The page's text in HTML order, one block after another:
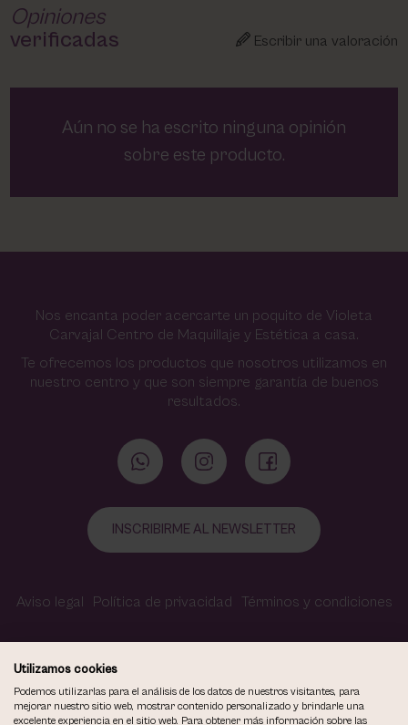
Opiniones
verificadas
Escribir una valoración
Aún no se ha escrito ninguna opinión
sobre este producto.
Nos encanta poder acercarte un poquito de Violeta
Carvajal Centro de Maquillaje y Estética a casa.
Te ofrecemos los productos que nosotros utilizamos en
nuestro centro y que son siempre garantía de buenos
resultados.
INSCRIBIRME AL NEWSLETTER
Aviso legal Política de privacidad Términos y condiciones
Política de cookies Contacto Accesibilidad
Utilizamos cookies
Podemos utilizarlas para el análisis de los datos de nuestros visitantes, para
mejorar nuestro sitio web, mostrar contenido personalizado y brindarle una
excelente experiencia en el sitio web. Para obtener más información sobre las